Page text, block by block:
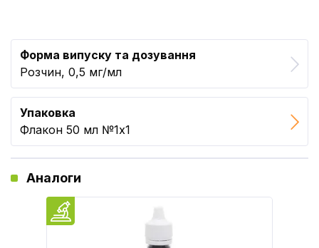
Форма випуску та дозування
Розчин, 0,5 мг/мл
Упаковка
Флакон 50 мл №1x1
Аналоги